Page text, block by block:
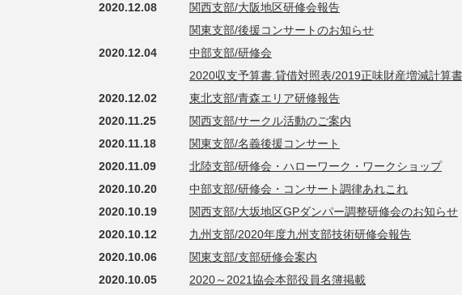
2020.12.08
関西支部/大阪地区研修会報告
関東支部/後援コンサートのお知らせ
2020.12.04
中部支部/研修会
2020収支予算書.貸借対照表/2019正味財産増減計算書
2020.12.02
東北支部/青森エリア研修報告
2020.11.25
関西支部/サークル活動のご案内
2020.11.18
関東支部/名義後援コンサート
2020.11.09
北陸支部/研修会・ハローワーク・ワークショップ
2020.10.20
中部支部/研修会・コンサート調律あれこれ
2020.10.19
関西支部/大坂地区GPダンパー調整研修会のお知らせ
2020.10.12
九州支部/2020年度九州支部技術研修会報告
2020.10.06
関東支部/支部研修会案内
2020.10.05
2020～2021協会本部役員名簿掲載